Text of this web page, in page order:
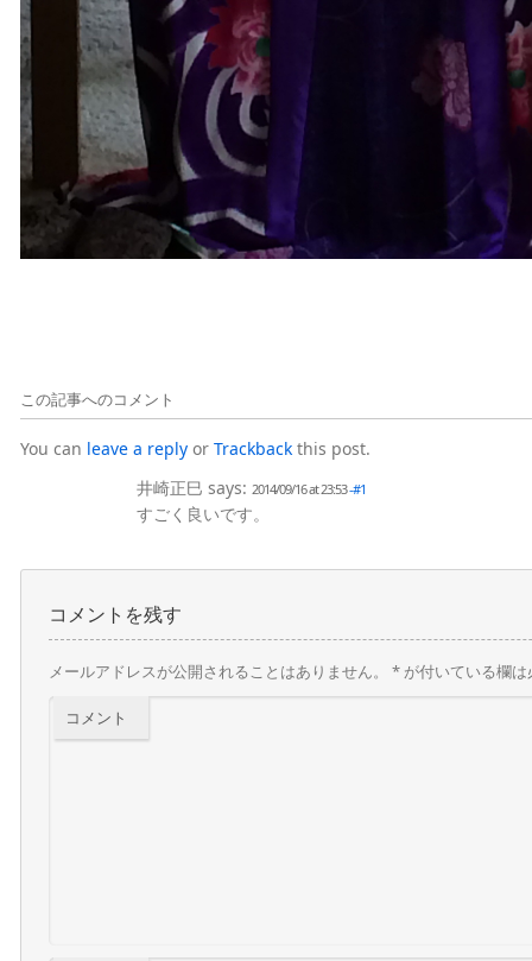
この記事へのコメント
You can leave a reply or Trackback this post.
井崎正巳 says: 2014/09/16 at 23:53-#1
すごく良いです。
コメントを残す
メールアドレスが公開されることはありません。 *が付いている欄は
コメント